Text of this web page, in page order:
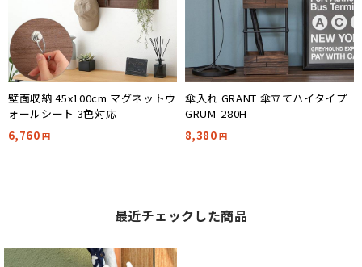
壁面収納 45x100cm マグネットウ
ォールシート 3色対応
6,760円
傘入れ GRANT 傘立てハイタイプ
GRUM-280H
8,380円
最近チェックした商品